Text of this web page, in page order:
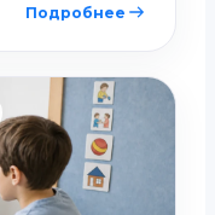
Подробнее